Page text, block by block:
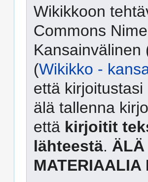
Wikikkoon
Commons
Kansainvälinen
(Wikikko -
että
älä tallenna
että kirjoitit
lähteestä. ÄLÄ
MATERIAALIA